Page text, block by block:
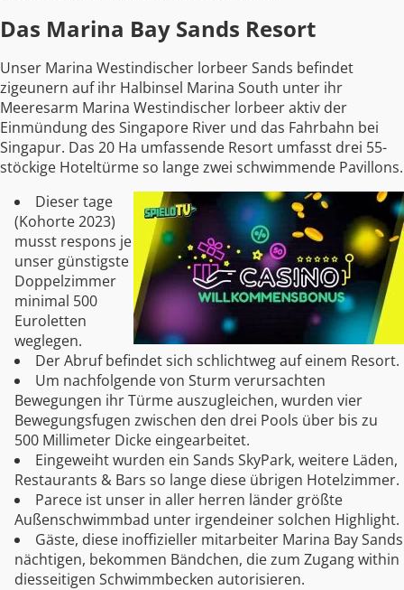
Das Marina Bay Sands Resort
Unser Marina Westindischer lorbeer Sands befindet
zigeunern auf ihr Halbinsel Marina South unter ihr
Meeresarm Marina Westindischer lorbeer aktiv der
Einmündung des Singapore River und das Fahrbahn bei
Singapur. Das 20 Ha umfassende Resort umfasst drei 55-
stöckige Hoteltürme so lange zwei schwimmende Pavillons.
Dieser tage
(Kohorte 2023)
musst respons je
unser günstigste
Doppelzimmer
minimal 500
Euroletten
weglegen.
Der Abruf befindet sich schlichtweg auf einem Resort.
Um nachfolgende von Sturm verursachten
Bewegungen ihr Türme auszugleichen, wurden vier
Bewegungsfugen zwischen den drei Pools über bis zu
500 Millimeter Dicke eingearbeitet.
Eingeweiht wurden ein Sands SkyPark, weitere Läden,
Restaurants & Bars so lange diese übrigen Hotelzimmer.
Parece ist unser in aller herren länder größte
Außenschwimmbad unter irgendeiner solchen Highlight.
Gäste, diese inoffizieller mitarbeiter Marina Bay Sands
nächtigen, bekommen Bändchen, die zum Zugang within
diesseitigen Schwimmbecken autorisieren.